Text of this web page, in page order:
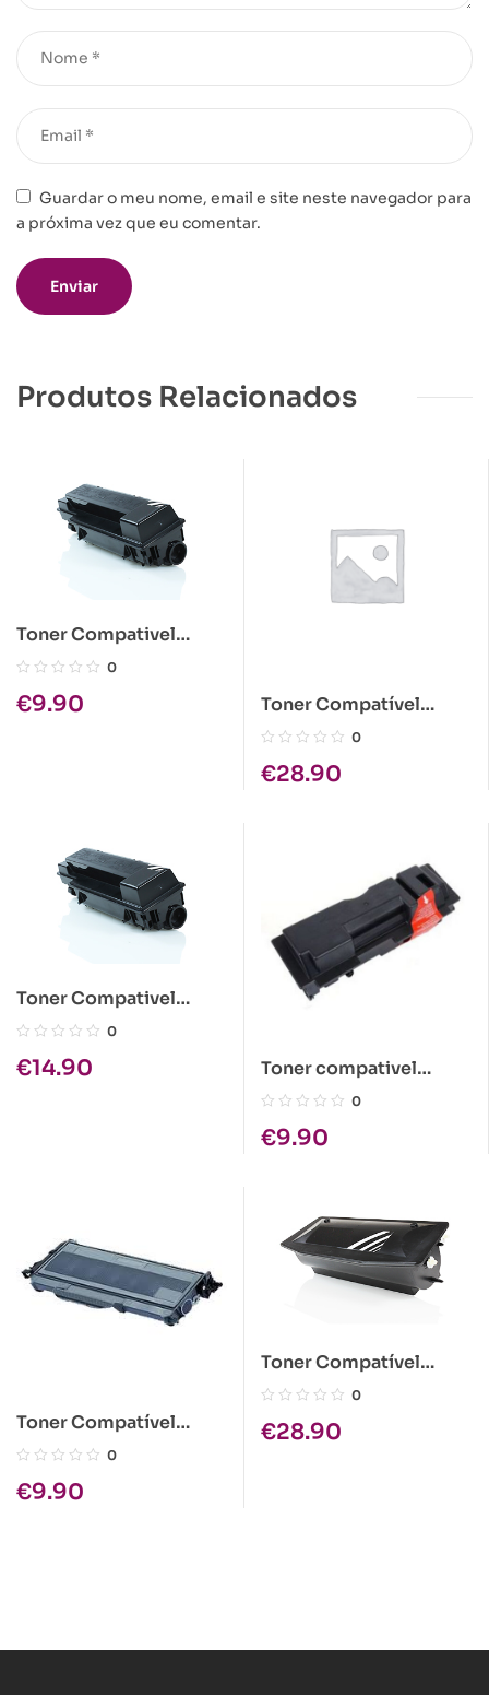
Guardar o meu nome, email e site neste navegador para
a próxima vez que eu comentar.
Produtos Relacionados
Toner Compativel
Kyocera TK-130
0
€9.90
Toner Compatível
Epson C1100 Ciano Alta
0
€28.90
Toner Compativel
Kyocera TK-310 Preto
0
€14.90
Toner compativel
Kyocera TK-18 Preto
0
€9.90
Toner Compatível
Brother TN-2120 Preto
0
€9.90
Toner Compatível
Kyocera KM1505
0
€28.90